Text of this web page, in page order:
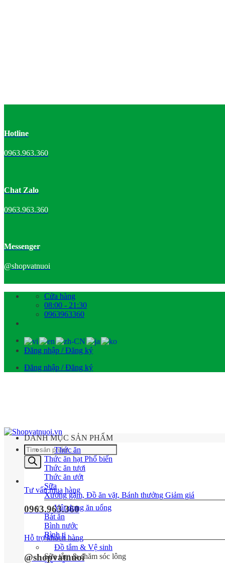
Hotline
0963.963.360
Chat Zalo
0963.963.360
Messenger
@shopvatnuoi
Cửa hàng
08:00 - 21:30
0963963360
Đăng nhập / Đăng ký
Đăng nhập / Đăng ký
Tìm
kiếm
sản
Tư vấn mua hàng
0963.963.360
Hỗ trợ khách hàng
@shopvatnuoi
DANH MỤC SẢN PHẨM
Thức ăn
Thức ăn hạt
Thức ăn tươi
Thức ăn ướt
Sữa
Xương gặm, Đồ ăn vặt, Bánh thưởng
Vật dụng ăn uống
Bát ăn
Bình nước
Bình ti
Đồ tắm & Vệ sinh
Sữa tắm & chăm sóc lông